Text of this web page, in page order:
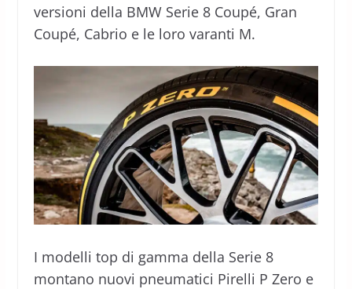
versioni della BMW Serie 8 Coupé, Gran
Coupé, Cabrio e le loro varanti M.
I modelli top di gamma della Serie 8
montano nuovi pneumatici Pirelli P Zero e